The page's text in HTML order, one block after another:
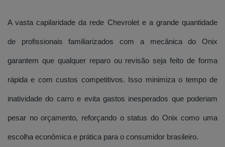
A vasta capilaridade da rede Chevrolet e a grande quantidade
de profissionais familiarizados com a mecânica do Onix
garantem que qualquer reparo ou revisão seja feito de forma
rápida e com custos competitivos. Isso minimiza o tempo de
inatividade do carro e evita gastos inesperados que poderiam
pesar no orçamento, reforçando o status do Onix como uma
escolha econômica e prática para o consumidor brasileiro.